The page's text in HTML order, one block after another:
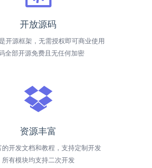
开放源码
开源框架，无需授权即可商业使用
全部开源免费且无任何加密
资源丰富
开发文档和教程，支持定制开发
所有模块均支持二次开发